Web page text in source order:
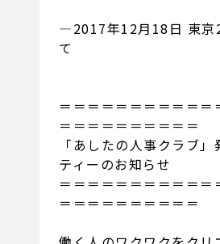
―2017年12月18日 東京
て
＝＝＝＝＝＝＝＝＝＝＝
＝＝＝＝＝＝＝＝＝＝
「あしたの人事クラブ
ティーのお知らせ
＝＝＝＝＝＝＝＝＝＝＝
＝＝＝＝＝＝＝＝＝＝